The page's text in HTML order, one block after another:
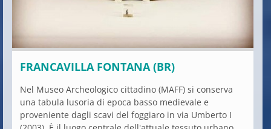
FRANCAVILLA FONTANA (BR)
Nel Museo Archeologico cittadino (MAFF) si conserva
una tabula lusoria di epoca basso medievale e
proveniente dagli scavi del foggiaro in via Umberto I